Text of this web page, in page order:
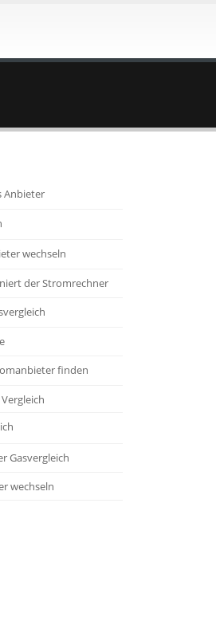
Anbieter
wechseln
der Stromrechner
finden
Gasvergleich
wechseln